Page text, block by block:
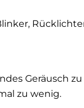
Geräusch
zu wenig.